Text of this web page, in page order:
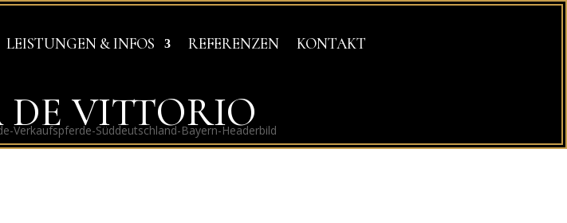
LEISTUNGEN & INFOS REFERENZEN KONTAKT
VITTORIO
SPORT- UND FREIZEITPFERDEN